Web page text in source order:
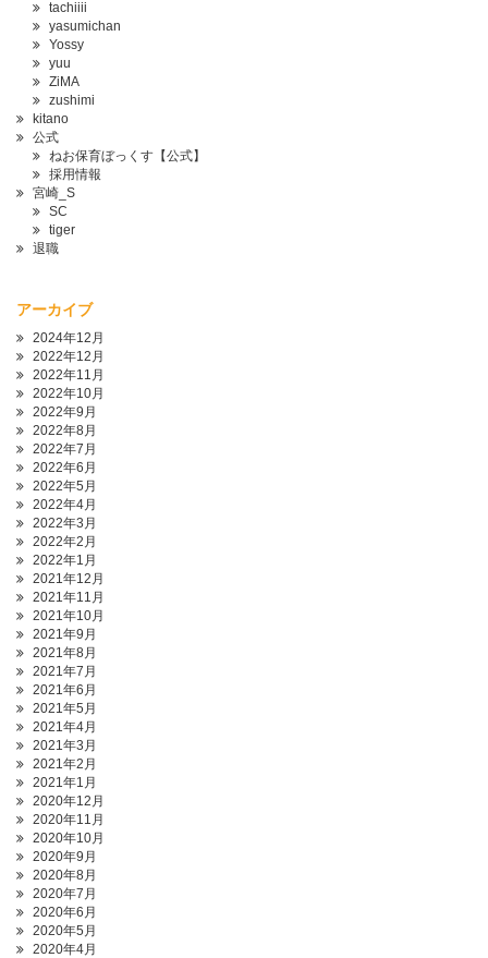
tachiiii
yasumichan
Yossy
yuu
ZiMA
zushimi
kitano
公式
ねお保育ぼっくす【公式】
採用情報
宮崎_S
SC
tiger
退職
アーカイブ
2024年12月
2022年12月
2022年11月
2022年10月
2022年9月
2022年8月
2022年7月
2022年6月
2022年5月
2022年4月
2022年3月
2022年2月
2022年1月
2021年12月
2021年11月
2021年10月
2021年9月
2021年8月
2021年7月
2021年6月
2021年5月
2021年4月
2021年3月
2021年2月
2021年1月
2020年12月
2020年11月
2020年10月
2020年9月
2020年8月
2020年7月
2020年6月
2020年5月
2020年4月